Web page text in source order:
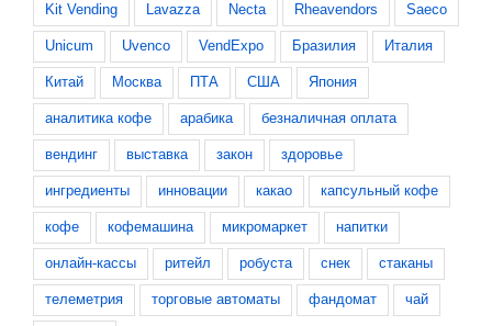
Kit Vending Lavazza Necta Rheavendors Saeco
Unicum Uvenco VendExpo Бразилия Италия
Китай Москва ПТА США Япония
аналитика кофе арабика безналичная оплата
вендинг выставка закон здоровье
ингредиенты инновации какао капсульный кофе
кофе кофемашина микромаркет напитки
онлайн-кассы ритейл робуста снек стаканы
телеметрия торговые автоматы фандомат чай